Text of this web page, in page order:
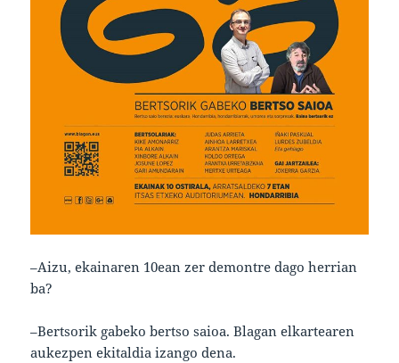
–Aizu, ekainaren 10ean zer demontre dago herrian
ba?
–Bertsorik gabeko bertso saioa. Blagan elkartearen
aukezpen ekitaldia izango dena.